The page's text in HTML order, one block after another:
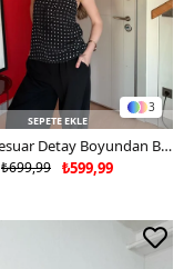
3
SEPETE EKLE
Yaka Aksesuar Detay Boyundan Bağlamalı Sırt Dekolte Puantiyeli Bluz Siyah 2127
₺599,99
₺699,99